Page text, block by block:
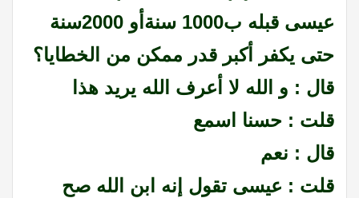
عيسى قبله ب1000 سنةأو 2000سنة
حتى يكفر أكبر قدر ممكن من الخطايا؟
قال : و الله لا أعرف الله يريد هذا
قلت : حسنا اسمع
قال : نعم
قلت : عيسى تقول إنه ابن الله صح